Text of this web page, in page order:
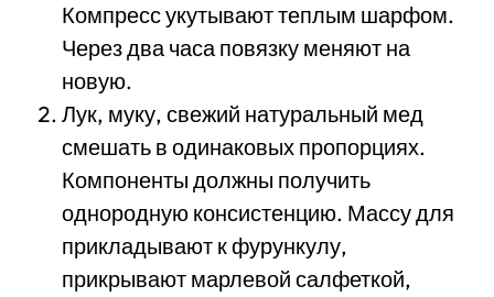
Компресс укутывают теплым шарфом.
Через два часа повязку меняют на
новую.
Лук, муку, свежий натуральный мед
смешать в одинаковых пропорциях.
Компоненты должны получить
однородную консистенцию. Массу для
прикладывают к фурункулу,
прикрывают марлевой салфеткой,